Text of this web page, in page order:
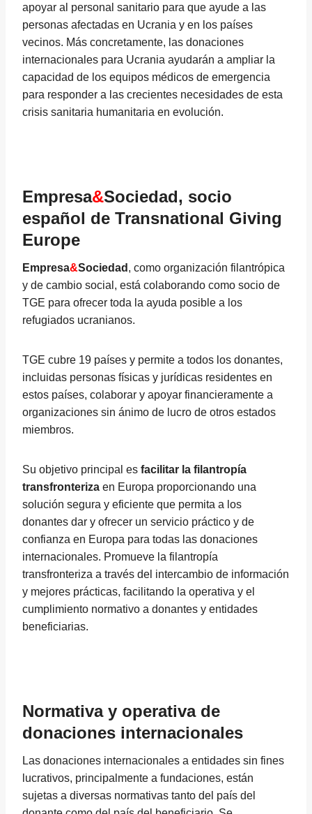
apoyar al personal sanitario para que ayude a las
personas afectadas en Ucrania y en los países
vecinos. Más concretamente, las donaciones
internacionales para Ucrania ayudarán a ampliar la
capacidad de los equipos médicos de emergencia
para responder a las crecientes necesidades de esta
crisis sanitaria humanitaria en evolución.
Empresa&Sociedad, socio
español de Transnational Giving
Europe
Empresa&Sociedad , como organización filantrópica
y de cambio social, está colaborando como socio de
TGE para ofrecer toda la ayuda posible a los
refugiados ucranianos.
TGE cubre 19 países y permite a todos los donantes,
incluidas personas físicas y jurídicas residentes en
estos países, colaborar y apoyar financieramente a
organizaciones sin ánimo de lucro de otros estados
miembros.
Su objetivo principal es facilitar la filantropía
transfronteriza en Europa proporcionando una
solución segura y eficiente que permita a los
donantes dar y ofrecer un servicio práctico y de
confianza en Europa para todas las donaciones
internacionales. Promueve la filantropía
transfronteriza a través del intercambio de información
y mejores prácticas, facilitando la operativa y el
cumplimiento normativo a donantes y entidades
beneficiarias.
Normativa y operativa de
donaciones internacionales
Las donaciones internacionales a entidades sin fines
lucrativos, principalmente a fundaciones, están
sujetas a diversas normativas tanto del país del